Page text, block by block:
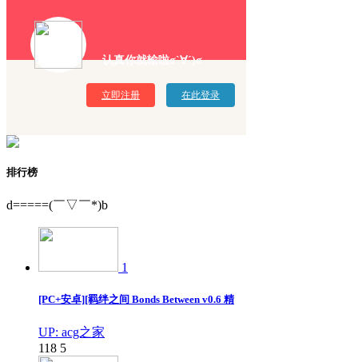
认真你就输啦σ`∀´)σ
立即注册 在此登录
排行榜
d=====(￣▽￣*)b
1
[PC+安卓][羁绊之间 Bonds Between v0.6 精
UP: acg之家
118 5